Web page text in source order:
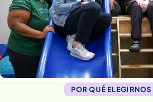
POR QUÉ ELEGIRNOS